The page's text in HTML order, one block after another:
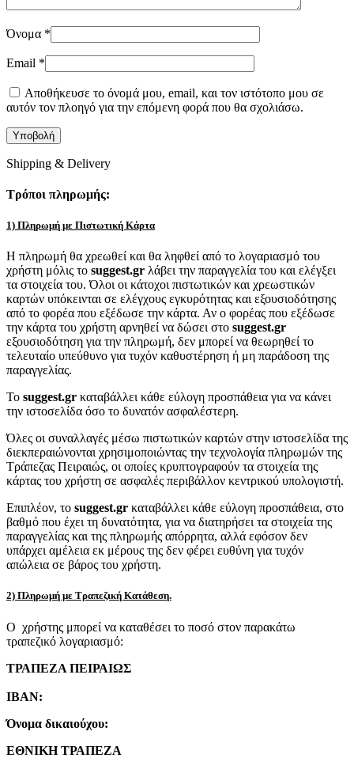
Όνομα *
Email *
Αποθήκευσε το όνομά μου, email, και τον ιστότοπο μου σε
αυτόν τον πλοηγό για την επόμενη φορά που θα σχολιάσω.
Shipping & Delivery
Τρόποι πληρωμής:
1) Πληρωμή με Πιστωτική Κάρτα
Η πληρωμή θα χρεωθεί και θα ληφθεί από το λογαριασμό του
χρήστη μόλις το suggest.gr λάβει την παραγγελία του και ελέγξει
τα στοιχεία του. Όλοι οι κάτοχοι πιστωτικών και χρεωστικών
καρτών υπόκεινται σε ελέγχους εγκυρότητας και εξουσιοδότησης
από το φορέα που εξέδωσε την κάρτα. Αν ο φορέας που εξέδωσε
την κάρτα του χρήστη αρνηθεί να δώσει στο suggest.gr
εξουσιοδότηση για την πληρωμή, δεν μπορεί να θεωρηθεί το
τελευταίο υπεύθυνο για τυχόν καθυστέρηση ή μη παράδοση της
παραγγελίας.
Το suggest.gr καταβάλλει κάθε εύλογη προσπάθεια για να κάνει
την ιστοσελίδα όσο το δυνατόν ασφαλέστερη.
Όλες οι συναλλαγές μέσω πιστωτικών καρτών στην ιστοσελίδα της
διεκπεραιώνονται χρησιμοποιώντας την τεχνολογία πληρωμών της
Τράπεζας Πειραιώς, οι οποίες κρυπτογραφούν τα στοιχεία της
κάρτας του χρήστη σε ασφαλές περιβάλλον κεντρικού υπολογιστή.
Επιπλέον, το suggest.gr καταβάλλει κάθε εύλογη προσπάθεια, στο
βαθμό που έχει τη δυνατότητα, για να διατηρήσει τα στοιχεία της
παραγγελίας και της πληρωμής απόρρητα, αλλά εφόσον δεν
υπάρχει αμέλεια εκ μέρους της δεν φέρει ευθύνη για τυχόν
απώλεια σε βάρος του χρήστη.
2) Πληρωμή με Τραπεζική Κατάθεση.
Ο χρήστης μπορεί να καταθέσει το ποσό στον παρακάτω
τραπεζικό λογαριασμό:
ΤΡΑΠΕΖΑ ΠΕΙΡΑΙΩΣ
IBAN:
Όνομα δικαιούχου:
ΕΘΝΙΚΗ ΤΡΑΠΕΖΑ